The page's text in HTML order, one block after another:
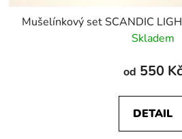
Mušelínkový set SCANDIC
Skladem
od 550 Kč
DETAIL